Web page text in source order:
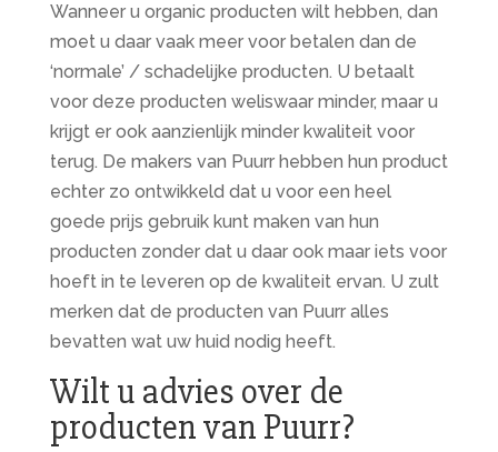
Wanneer u organic producten wilt hebben, dan
moet u daar vaak meer voor betalen dan de
‘normale’ / schadelijke producten. U betaalt
voor deze producten weliswaar minder, maar u
krijgt er ook aanzienlijk minder kwaliteit voor
terug. De makers van Puurr hebben hun product
echter zo ontwikkeld dat u voor een heel
goede prijs gebruik kunt maken van hun
producten zonder dat u daar ook maar iets voor
hoeft in te leveren op de kwaliteit ervan. U zult
merken dat de producten van Puurr alles
bevatten wat uw huid nodig heeft.
Wilt u advies over de
producten van Puurr?